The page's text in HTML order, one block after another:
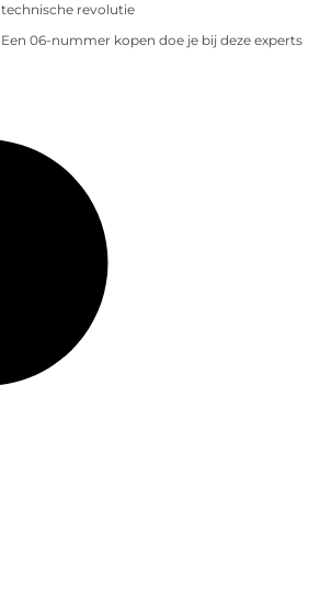
technische revolutie
Een 06-nummer kopen doe je bij deze experts